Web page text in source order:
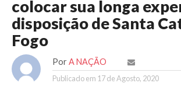
colocar sua longa
disposição de Santa
Fogo
Por A NAÇÃO
Publicado em 17 de Agosto, 2020